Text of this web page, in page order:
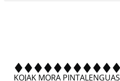
KOJAK MORA PINTALENGUAS